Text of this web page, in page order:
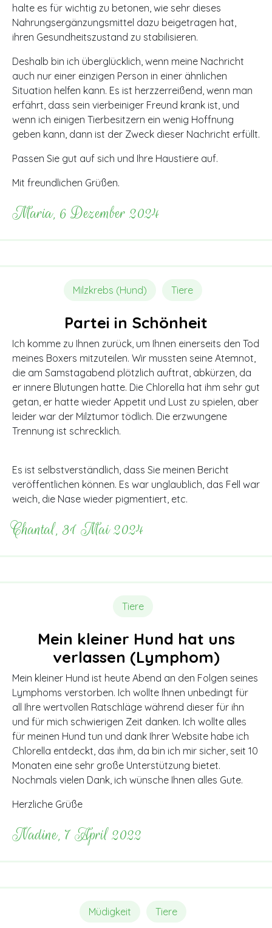
halte es für wichtig zu betonen, wie sehr dieses
Nahrungsergänzungsmittel dazu beigetragen hat,
ihren Gesundheitszustand zu stabilisieren.
Deshalb bin ich überglücklich, wenn meine Nachricht
auch nur einer einzigen Person in einer ähnlichen
Situation helfen kann. Es ist herzzerreißend, wenn man
erfährt, dass sein vierbeiniger Freund krank ist, und
wenn ich einigen Tierbesitzern ein wenig Hoffnung
geben kann, dann ist der Zweck dieser Nachricht erfüllt.
Passen Sie gut auf sich und Ihre Haustiere auf.
Mit freundlichen Grüßen.
Maria, 6 Dezember 2024
Milzkrebs (Hund) Tiere
Partei in Schönheit
Ich komme zu Ihnen zurück, um Ihnen einerseits den Tod
meines Boxers mitzuteilen. Wir mussten seine Atemnot,
die am Samstagabend plötzlich auftrat, abkürzen, da
er innere Blutungen hatte. Die Chlorella hat ihm sehr gut
getan, er hatte wieder Appetit und Lust zu spielen, aber
leider war der Milztumor tödlich. Die erzwungene
Trennung ist schrecklich.
Es ist selbstverständlich, dass Sie meinen Bericht
veröffentlichen können. Es war unglaublich, das Fell war
weich, die Nase wieder pigmentiert, etc.
Chantal, 31 Mai 2024
Tiere
Mein kleiner Hund hat uns
verlassen (Lymphom)
Mein kleiner Hund ist heute Abend an den Folgen seines
Lymphoms verstorben. Ich wollte Ihnen unbedingt für
all Ihre wertvollen Ratschläge während dieser für ihn
und für mich schwierigen Zeit danken. Ich wollte alles
für meinen Hund tun und dank Ihrer Website habe ich
Chlorella entdeckt, das ihm, da bin ich mir sicher, seit 10
Monaten eine sehr große Unterstützung bietet.
Nochmals vielen Dank, ich wünsche Ihnen alles Gute.
Herzliche Grüße
Nadine, 7 April 2022
Müdigkeit Tiere